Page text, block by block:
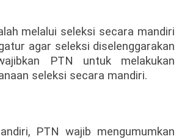
melalui seleksi secara mandiri
agar seleksi diselenggarakan
PTN untuk melakukan
seleksi secara mandiri.
PTN wajib mengumumkan